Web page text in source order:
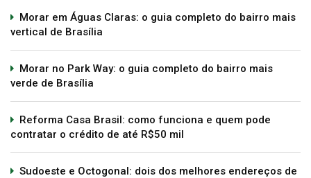
Morar em Águas Claras: o guia completo do bairro mais
vertical de Brasília
Morar no Park Way: o guia completo do bairro mais
verde de Brasília
Reforma Casa Brasil: como funciona e quem pode
contratar o crédito de até R$50 mil
Sudoeste e Octogonal: dois dos melhores endereços de